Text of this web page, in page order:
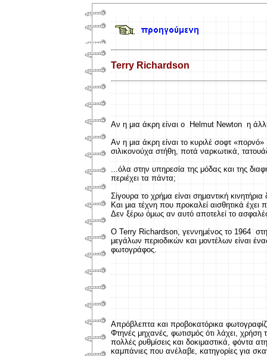
Terry Richardson
Αν η μια άκρη είναι ο Helmut Newton η
Αν η μια άκρη είναι το κυριλέ σοφτ
σιλικονούχα στήθη, ποτά ναρκωτικά,
...όλα στην υπηρεσία της μόδας και της
περιέχει τα πάντα;
Σίγουρα το χρήμα είναι σημαντική
Και μια τέχνη που προκαλεί αισθητικά
Δεν ξέρω όμως αν αυτό αποτελεί το
Ο Terry Richardson, γεννημένος το 1964
μεγάλων περιοδικών και μοντέλων είναι
φωτογράφος.
Απρόβλεπτα και προβοκατόρικα
Φτηνές μηχανές, φωτισμός ότι λάχει,
πολλές ρυθμίσεις και δοκιμαστικά, φόντα
καμπάνιες που ανέλαβε, κατηγορίες για